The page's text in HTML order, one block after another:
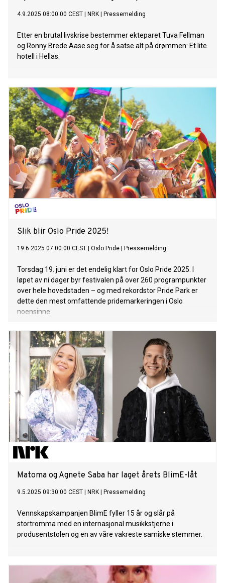
4.9.2025 08:00:00 CEST NRK Pressemelding
Etter en brutal livskrise bestemmer ekteparet Tuva Fellman
og Ronny Brede Aase seg for å satse alt på drømmen: Et lite
hotell i Hellas.
Slik blir Oslo Pride 2025!
19.6.2025 07:00:00 CEST Oslo Pride Pressemelding
Torsdag 19. juni er det endelig klart for Oslo Pride 2025. I
løpet av ni dager byr festivalen på over 260 programpunkter
over hele hovedstaden – og med rekordstor Pride Park er
dette den mest omfattende pridemarkeringen i Oslo
noensinne.
Matoma og Agnete Saba har laget årets BlimE-låt
9.5.2025 09:30:00 CEST NRK Pressemelding
Vennskapskampanjen BlimE fyller 15 år og slår på
stortromma med en internasjonal musikkstjerne i
produsentstolen og en av våre vakreste samiske stemmer.